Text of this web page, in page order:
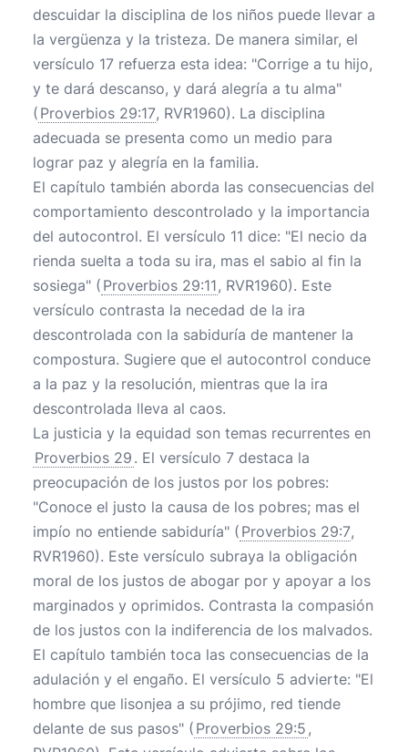
descuidar la disciplina de los niños puede llevar a
la vergüenza y la tristeza. De manera similar, el
versículo 17 refuerza esta idea: "Corrige a tu hijo,
y te dará descanso, y dará alegría a tu alma"
( Proverbios 29:17, RVR1960). La disciplina
adecuada se presenta como un medio para
lograr paz y alegría en la familia.
El capítulo también aborda las consecuencias del
comportamiento descontrolado y la importancia
del autocontrol. El versículo 11 dice: "El necio da
rienda suelta a toda su ira, mas el sabio al fin la
sosiega" ( Proverbios 29:11, RVR1960). Este
versículo contrasta la necedad de la ira
descontrolada con la sabiduría de mantener la
compostura. Sugiere que el autocontrol conduce
a la paz y la resolución, mientras que la ira
descontrolada lleva al caos.
La justicia y la equidad son temas recurrentes en
Proverbios 29 . El versículo 7 destaca la
preocupación de los justos por los pobres:
"Conoce el justo la causa de los pobres; mas el
impío no entiende sabiduría" ( Proverbios 29:7,
RVR1960). Este versículo subraya la obligación
moral de los justos de abogar por y apoyar a los
marginados y oprimidos. Contrasta la compasión
de los justos con la indiferencia de los malvados.
El capítulo también toca las consecuencias de la
adulación y el engaño. El versículo 5 advierte: "El
hombre que lisonjea a su prójimo, red tiende
delante de sus pasos" ( Proverbios 29:5 ,